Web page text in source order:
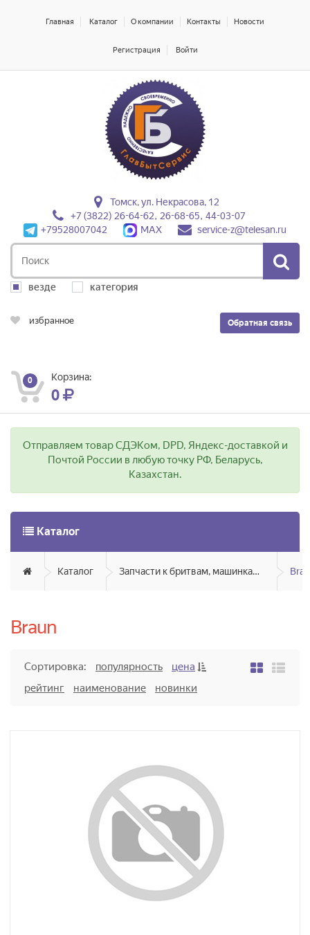
Главная Каталог О компании Контакты Новости
Регистрация Войти
Томск, ул. Некрасова, 12
+7 (3822) 26-64-62, 26-68-65, 44-03-07
+79528007042
MAX service-z@telesan.ru
везде категория
Обратная связь
избранное
0 Корзина:
0
Отправляем товар СДЭКом, DPD, Яндекс-доставкой и
Почтой России в любую точку РФ, Беларусь,
Казахстан.
Каталог
Каталог Запчасти к бритвам, машинкам для стрижки, фенам, эпиляторам, зубным щёткам
Braun
Сортировка: популярность
цена
рейтинг
наименование новинки